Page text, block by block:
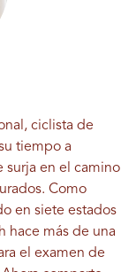
ciclista de
tiempo a
surja en el camino
Como
en siete estados
hace más de una
el examen de